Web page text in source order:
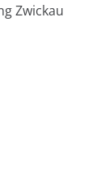
Zwickau